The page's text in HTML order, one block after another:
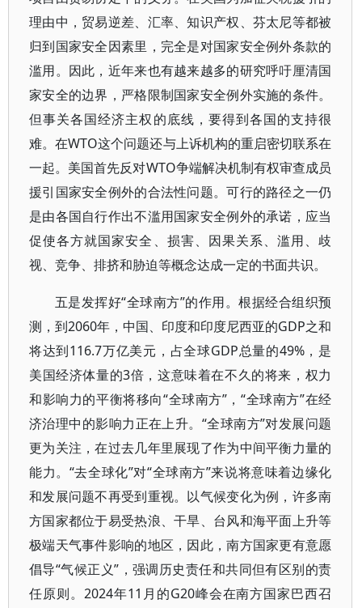
理由中，贸易逆差、汇率、知识产权、芬太尼等都被
归到国家安全因素里，完全是对国家安全例外条款的
滥用。因此，近年来也有越来越多的研究呼吁厘清国
家安全的边界，严格限制国家安全例外实施的条件。
但事关各国经济主权的底线，要得到各国的支持很
难。在WTO这个问题还与上诉机构的重启密切联系在
一起。美国首先反对WTO争端解决机制有权审查成员
援引国家安全例外的合法性问题。可行的路径之一仍
是由各国自行作出不滥用国家安全例外的承诺，应当
促使各方就国家安全、损害、因果关系、滥用、歧
视、竞争、排挤和胁迫等概念达成一定的书面共识。
五是发挥好“全球南方”的作用。根据经合组织预
测，到2060年，中国、印度和印度尼西亚的GDP之和
将达到116.7万亿美元，占全球GDP总量的49%，是
美国经济体量的3倍，这意味着在不久的将来，权力
和影响力的平衡将移向“全球南方”，“全球南方”在经
济治理中的影响力正在上升。“全球南方”对发展问题
更为关注，在过去几年里展现了作为中间平衡力量的
能力。“去全球化”对“全球南方”来说将意味着边缘化
和发展问题不再受到重视。以气候变化为例，许多南
方国家都位于易受热浪、干旱、台风和海平面上升等
极端天气事件影响的地区，因此，南方国家更有意愿
倡导“气候正义”，强调历史责任和共同但有区别的责
任原则。2024年11月的G20峰会在南方国家巴西召